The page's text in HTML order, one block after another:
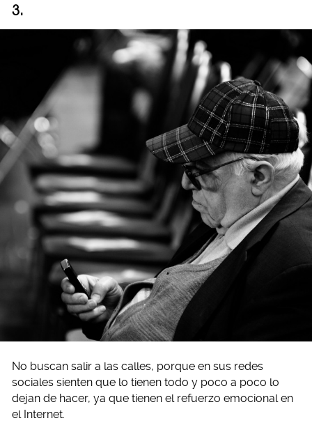
3.
No buscan salir a las calles, porque en sus redes
sociales sienten que lo tienen todo y poco a poco lo
dejan de hacer, ya que tienen el refuerzo emocional en
el Internet.